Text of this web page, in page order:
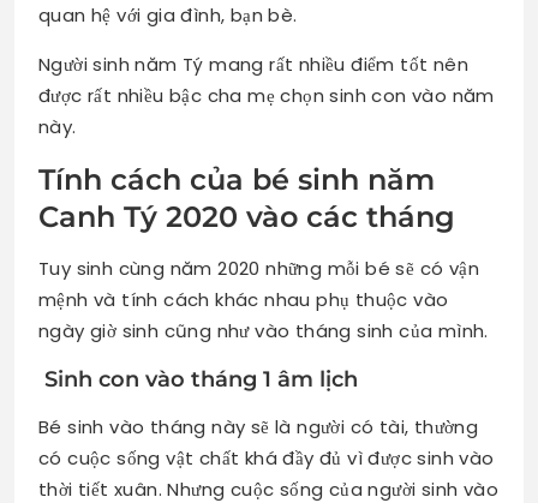
quan hệ với gia đình, bạn bè.
Người sinh năm Tý mang rất nhiều điểm tốt nên
được rất nhiều bậc cha mẹ chọn sinh con vào năm
này.
Tính cách của bé sinh năm
Canh Tý 2020 vào các tháng
Tuy sinh cùng năm 2020 những mỗi bé sẽ có vận
mệnh và tính cách khác nhau phụ thuộc vào
ngày giờ sinh cũng như vào tháng sinh của mình.
Sinh con vào tháng 1 âm lịch
Bé sinh vào tháng này sẽ là người có tài, thường
có cuộc sống vật chất khá đầy đủ vì được sinh vào
thời tiết xuân. Nhưng cuộc sống của người sinh vào